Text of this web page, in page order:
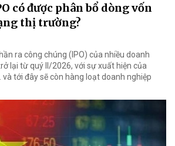
có được phân bổ dòng vốn
thị trường?
ra công chúng (IPO) của nhiều doanh
lại từ quý II/2026, với sự xuất hiện của
và tới đây sẽ còn hàng loạt doanh nghiệp